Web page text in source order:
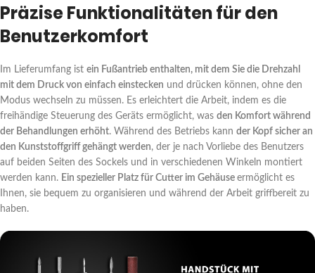
Präzise Funktionalitäten für den
Benutzerkomfort
Im Lieferumfang ist ein Fußantrieb enthalten, mit dem Sie die Drehzahl
mit dem Druck von einfach einstecken und drücken können, ohne den
Modus wechseln zu müssen. Es erleichtert die Arbeit, indem es die
freihändige Steuerung des Geräts ermöglicht, was den Komfort während
der Behandlungen erhöht. Während des Betriebs kann der Kopf sicher an
den Kunststoffgriff gehängt werden, der je nach Vorliebe des Benutzers
auf beiden Seiten des Sockels und in verschiedenen Winkeln montiert
werden kann. Ein spezieller Platz für Cutter im Gehäuse ermöglicht es
Ihnen, sie bequem zu organisieren und während der Arbeit griffbereit zu
haben.